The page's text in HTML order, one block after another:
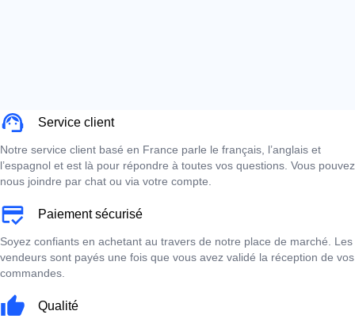
Service client
Notre service client basé en France parle le français, l’anglais et
l’espagnol et est là pour répondre à toutes vos questions. Vous pouvez
nous joindre par chat ou via votre compte.
Paiement sécurisé
Soyez confiants en achetant au travers de notre place de marché. Les
vendeurs sont payés une fois que vous avez validé la réception de vos
commandes.
Qualité